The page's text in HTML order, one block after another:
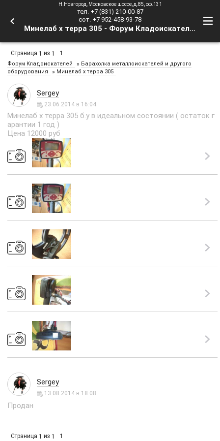
Н.Новгород, Московское шоссе, д.85, оф.131
тел. +7 (831) 210-00-87
сот. +7 952-458-93-78
Минелаб х терра 305 - Форум Кладоискателей
Страница 1 из 1 1
Форум Кладоискателей » Барахолка металлоискателей и другого
оборудования
» Минелаб х терра 305
Sergey
23.06.2014 в 16:04
Минелаб х терра 305 б.у в идеальном состоянии ( остаток г
арантии 1 год )
Цена 12000 руб
Sergey
13.08.2014 в 18:08
Продан
Страница 1 из 1 1